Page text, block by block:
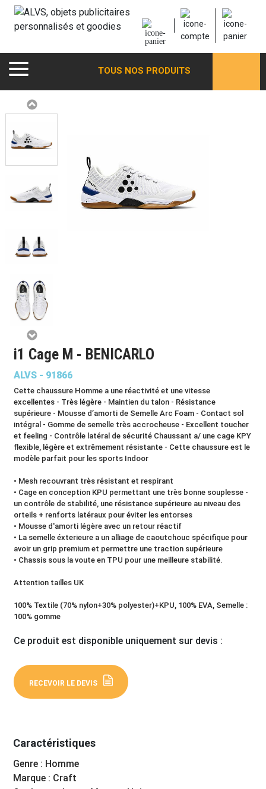
TOUS NOS PRODUITS
i1 Cage M - BENICARLO
ALVS - 91866
Cette chaussure Homme a une réactivité et une vitesse
excellentes - Très légère - Maintien du talon - Résistance
supérieure - Mousse d’amorti de Semelle Arc Foam - Contact sol
intégral - Gomme de semelle très accrocheuse - Excellent toucher
et feeling - Contrôle latéral de sécurité Chaussant a/ une cage KPY
flexible, légère et extrêmement résistante - Cette chaussure est le
modèle parfait pour les sports Indoor
• Mesh recouvrant très résistant et respirant
• Cage en conception KPU permettant une très bonne souplesse -
un contrôle de stabilité, une résistance supérieure au niveau des
orteils + renforts latéraux pour éviter les entorses
• Mousse d'amorti légère avec un retour réactif
• La semelle éxterieure a un alliage de caoutchouc spécifique pour
avoir un grip premium et permettre une traction supérieure
• Chassis sous la voute en TPU pour une meilleure stabilité.
Attention tailles UK
100% Textile (70% nylon+30% polyester)+KPU, 100% EVA, Semelle :
100% gomme
Ce produit est disponible uniquement sur devis :
RECEVOIR LE DEVIS
Caractéristiques
Genre : Homme
Marque : Craft